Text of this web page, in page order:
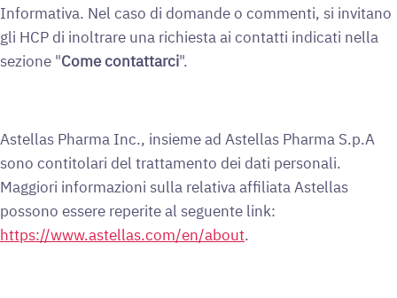
Informativa. Nel caso di domande o commenti, si invitano
gli HCP di inoltrare una richiesta ai contatti indicati nella
sezione "Come contattarci".
Astellas Pharma Inc., insieme ad Astellas Pharma S.p.A
sono contitolari del trattamento dei dati personali.
Maggiori informazioni sulla relativa affiliata Astellas
possono essere reperite al seguente link:
https://www.astellas.com/en/about.